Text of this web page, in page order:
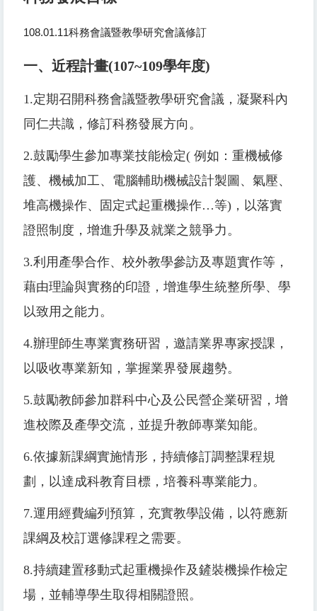
108.01.11科務會議暨教學研究會議修訂
一、近程計畫(107~109學年度)
1.定期召開科務會議暨教學研究會議，凝聚科內
同仁共識，修訂科務發展方向。
2.鼓勵學生參加專業技能檢定( 例如：重機械修
護、機械加工、電腦輔助機械設計製圖、氣壓、
堆高機操作、固定式起重機操作…等) ，以落實
證照制度，增進升學及就業之競爭力。
3.利用產學合作、校外教學參訪及專題實作等，
藉由理論與實務的印證，增進學生統整所學、學
以致用之能力。
4.辦理師生專業實務研習，邀請業界專家授課，
以吸收專業新知，掌握業界發展趨勢。
5.鼓勵教師參加群科中心及公民營企業研習，增
進校際及產學交流，並提升教師專業知能。
6.依據新課綱實施情形，持續修訂調整課程規
劃，以達成科教育目標，培養科專業能力。
7.運用經費編列預算，充實教學設備，以符應新
課綱及校訂選修課程之需要。
8.持續建置移動式起重機操作及鏟裝機操作檢定
場，並輔導學生取得相關證照。